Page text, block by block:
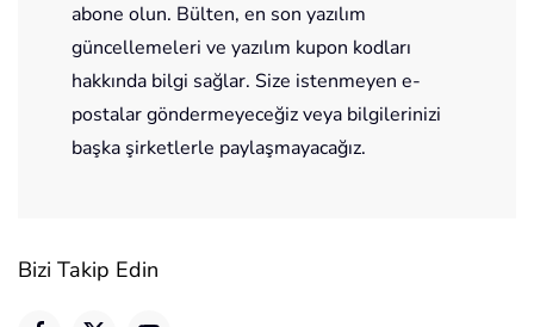
abone olun. Bülten, en son yazılım
güncellemeleri ve yazılım kupon kodları
hakkında bilgi sağlar. Size istenmeyen e-
postalar göndermeyeceğiz veya bilgilerinizi
başka şirketlerle paylaşmayacağız.
Bizi Takip Edin